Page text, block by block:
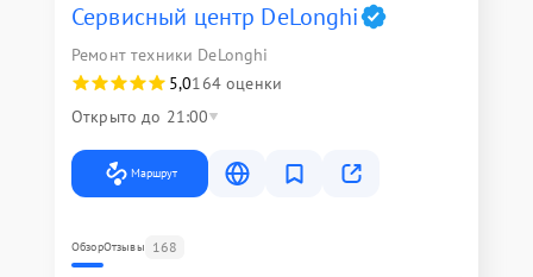
Сервисный центр DeLonghi
Ремонт техники DeLonghi
5,0164 оценки
Открыто до 21:00
Маршрут
ОбзорОтзывы 168